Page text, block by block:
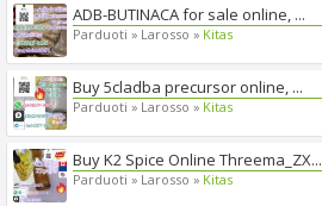
ADB-BUTINACA for sale online, ...
Parduoti » Larosso » Kitas
Buy 5cladba precursor online, ...
Parduoti » Larosso » Kitas
Buy K2 Spice Online Threema_ZX...
Parduoti » Larosso » Kitas